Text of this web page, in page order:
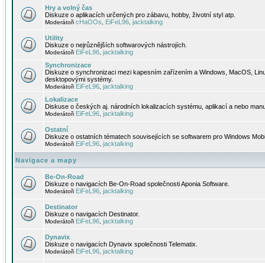
Hry a volný čas
Diskuze o aplikacích určených pro zábavu, hobby, životní styl atp.
Moderátoři cHaOOs EiFeL96 jacktalking
Utility
Diskuze o nejrůznějších softwarových nástrojích.
Moderátoři EiFeL96 jacktalking
Synchronizace
Diskuze o synchronizaci mezi kapesním zařízením a Windows, MacOS,
desktopovými systémy.
Moderátoři EiFeL96 jacktalking
Lokalizace
Diskuse o českých aj. národních lokalizacích systému, aplikací a nebo
Moderátoři EiFeL96 jacktalking
Ostatní
Diskuze o ostatních tématech souvisejících se softwarem pro Windows
Moderátoři EiFeL96 jacktalking
Navigace a mapy
Be-On-Road
Diskuze o navigacích Be-On-Road společnosti Aponia Software.
Moderátoři EiFeL96 jacktalking
Destinator
Diskuze o navigacích Destinator.
Moderátoři EiFeL96 jacktalking
Dynavix
Diskuze o navigacích Dynavix společnosti Telematix.
Moderátoři EiFeL96 jacktalking